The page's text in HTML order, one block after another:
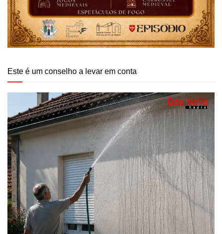
Este é um conselho a levar em conta